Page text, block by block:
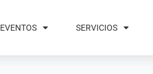
EVENTOS SERVICIOS